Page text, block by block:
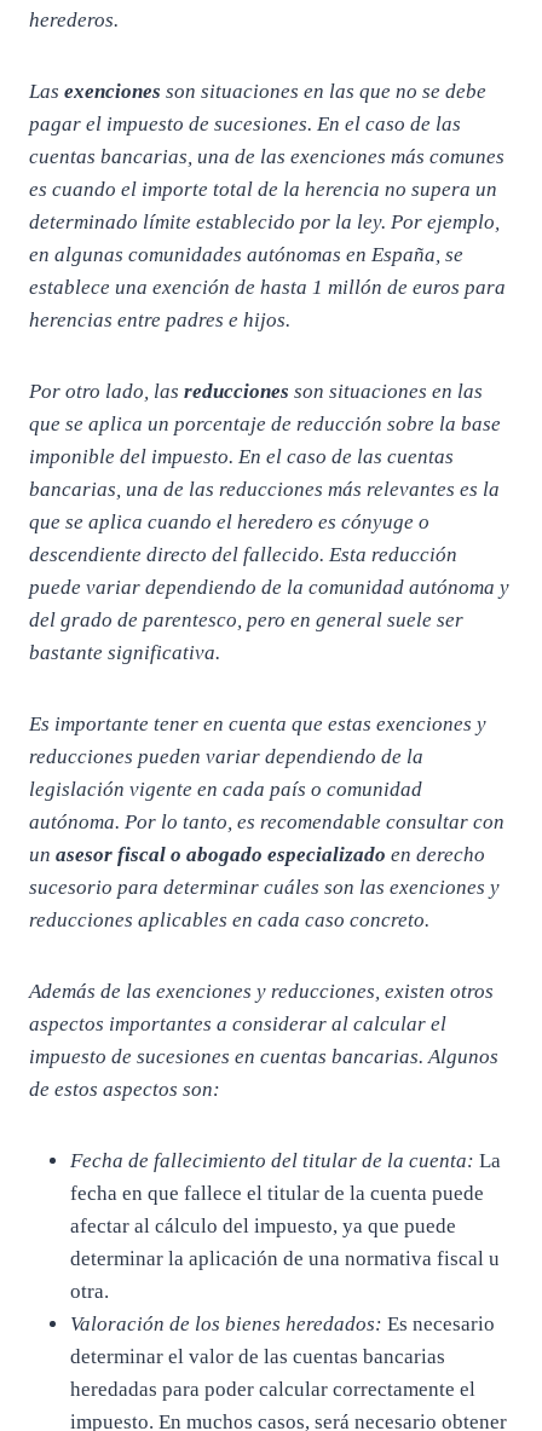
herederos.
Las exenciones son situaciones en las que no se debe
pagar el impuesto de sucesiones. En el caso de las
cuentas bancarias, una de las exenciones más comunes
es cuando el importe total de la herencia no supera un
determinado límite establecido por la ley. Por ejemplo,
en algunas comunidades autónomas en España, se
establece una exención de hasta 1 millón de euros para
herencias entre padres e hijos.
Por otro lado, las reducciones son situaciones en las
que se aplica un porcentaje de reducción sobre la base
imponible del impuesto. En el caso de las cuentas
bancarias, una de las reducciones más relevantes es la
que se aplica cuando el heredero es cónyuge o
descendiente directo del fallecido. Esta reducción
puede variar dependiendo de la comunidad autónoma y
del grado de parentesco, pero en general suele ser
bastante significativa.
Es importante tener en cuenta que estas exenciones y
reducciones pueden variar dependiendo de la
legislación vigente en cada país o comunidad
autónoma. Por lo tanto, es recomendable consultar con
un asesor fiscal o abogado especializado en derecho
sucesorio para determinar cuáles son las exenciones y
reducciones aplicables en cada caso concreto.
Además de las exenciones y reducciones, existen otros
aspectos importantes a considerar al calcular el
impuesto de sucesiones en cuentas bancarias. Algunos
de estos aspectos son:
Fecha de fallecimiento del titular de la cuenta: La
fecha en que fallece el titular de la cuenta puede
afectar al cálculo del impuesto, ya que puede
determinar la aplicación de una normativa fiscal u
otra.
Valoración de los bienes heredados: Es necesario
determinar el valor de las cuentas bancarias
heredadas para poder calcular correctamente el
impuesto. En muchos casos, será necesario obtener